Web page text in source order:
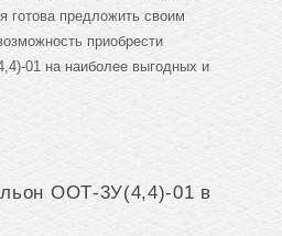
готова предложить своим
приобрести
01 на наиболее выгодных и
ООТ-3У(4,4)-01 в